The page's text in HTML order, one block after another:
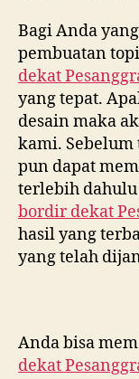
Bagi Anda
pembuatan
dekat
yang tepat.
desain maka
kami.
pun dapat
terlebih
bordir dekat
hasil yang
yang telah
Anda bisa
dekat